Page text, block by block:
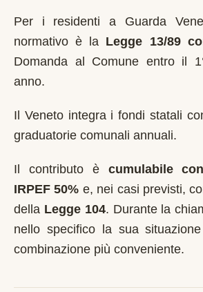
Per i residenti a Guarda
normativo è la Legge 13/89
Domanda al Comune entro il
anno.
Il Veneto integra i fondi statali
graduatorie comunali annuali.
Il contributo è cumulabile
IRPEF 50% e, nei casi previsti,
della Legge 104. Durante la
nello specifico la sua
combinazione più conveniente.